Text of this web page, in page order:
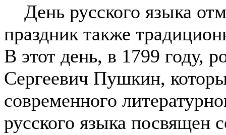
День русского языка
праздник также
В этот день, в 1799 году,
Сергеевич Пушкин,
современного
русского языка посвящен